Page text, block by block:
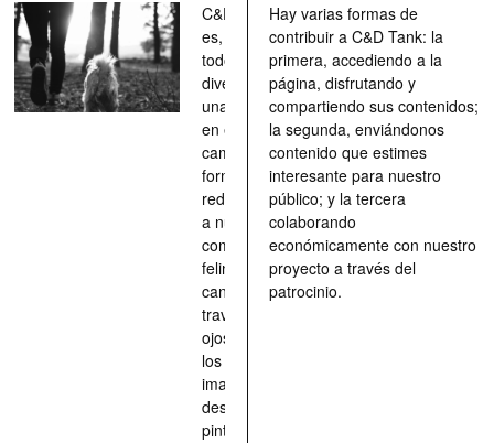
C&D Tank
es, ante
todo, un
divertimento,
una parada
en el
camino, una
forma de
redescubrir
a nuestros
compañeros
felinos y
caninos a
través de los
ojos quienes
los han
imaginado,
descrito,
pintado,
Hay varias formas de
contribuir a C&D Tank: la
primera, accediendo a la
página, disfrutando y
compartiendo sus contenidos;
la segunda, enviándonos
contenido que estimes
interesante para nuestro
público; y la tercera
colaborando
económicamente con nuestro
proyecto a través del
patrocinio.